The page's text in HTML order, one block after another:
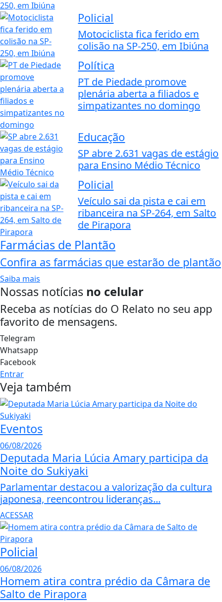
Policial
Motociclista fica ferido em
colisão na SP-250, em Ibiúna
Política
PT de Piedade promove
plenária aberta a filiados e
simpatizantes no domingo
Educação
SP abre 2.631 vagas de estágio
para Ensino Médio Técnico
Policial
Veículo sai da pista e cai em
ribanceira na SP-264, em Salto
de Pirapora
Farmácias de Plantão
Confira as farmácias que estarão de plantão
Saiba mais
Nossas notícias no celular
Receba as notícias do O Relato no seu app
favorito de mensagens.
Telegram
Whatsapp
Facebook
Entrar
Veja também
Eventos
06/08/2026
Deputada Maria Lúcia Amary participa da
Noite do Sukiyaki
Parlamentar destacou a valorização da cultura
japonesa, reencontrou lideranças...
ACESSAR
Policial
06/08/2026
Homem atira contra prédio da Câmara de
Salto de Pirapora